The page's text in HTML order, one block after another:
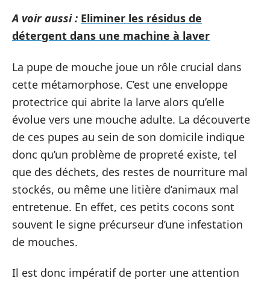
A voir aussi : Eliminer les résidus de
détergent dans une machine à laver
La pupe de mouche joue un rôle crucial dans
cette métamorphose. C’est une enveloppe
protectrice qui abrite la larve alors qu’elle
évolue vers une mouche adulte. La découverte
de ces pupes au sein de son domicile indique
donc qu’un problème de propreté existe, tel
que des déchets, des restes de nourriture mal
stockés, ou même une litière d’animaux mal
entretenue. En effet, ces petits cocons sont
souvent le signe précurseur d’une infestation
de mouches.
Il est donc impératif de porter une attention